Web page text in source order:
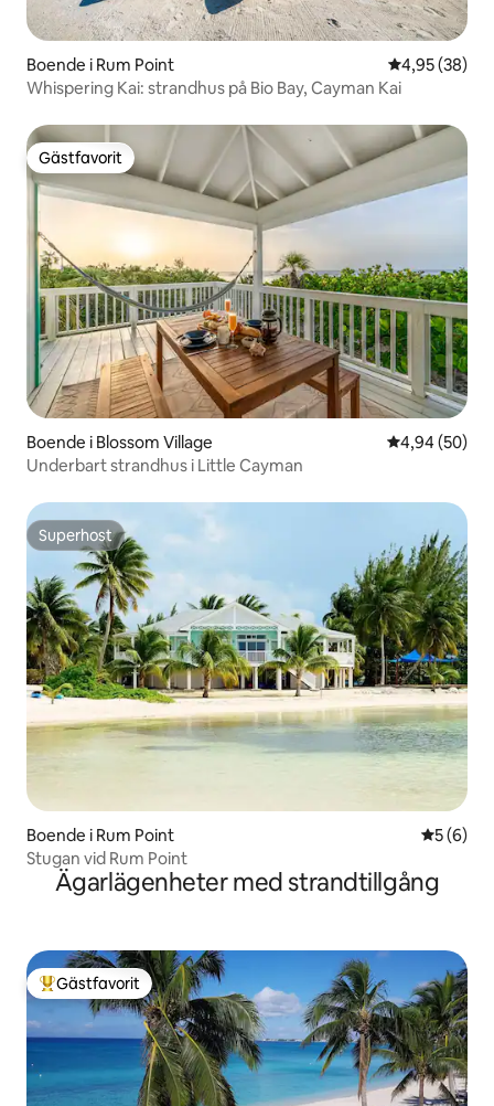
Boende i Rum Point 4,95 av 5 i
4,95 (38)
Whispering Kai: strandhus på Bio Bay, Cayman Kai
Gästfavorit
Gästfavorit
Boende i Blossom Village 4,94 av 5 i
4,94 (50)
Underbart strandhus i Little Cayman
Superhost
Superhost
Boende i Rum Point 5 av 5 i
5 (6)
Stugan vid Rum Point
Ägarlägenheter med strandtillgång
Populär gästfavorit
Gästfavorit